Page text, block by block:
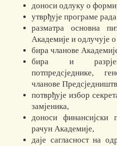
доноси одлуку о
утврђује програме
разматра основна
Академије и одлучује
бира чланове
бира и
потпредсједнике,
чланове
потврђује избор
замјеника,
доноси финансијски
рачун Академије,
даје сагласност на